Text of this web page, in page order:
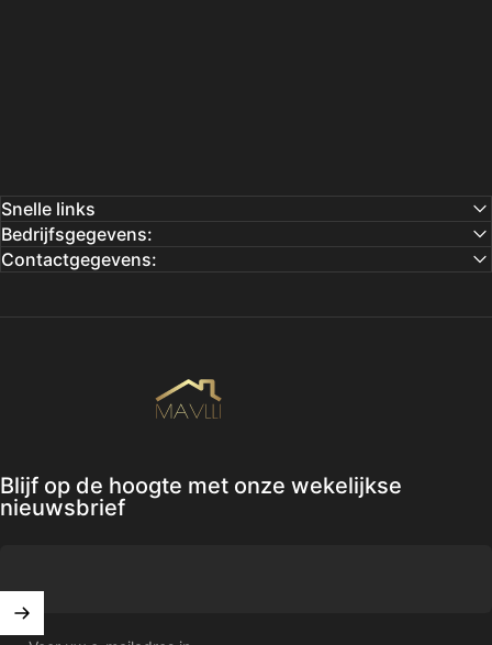
Snelle links
Bedrijfsgegevens:
Contactgegevens:
Blijf op de hoogte met onze wekelijkse
nieuwsbrief